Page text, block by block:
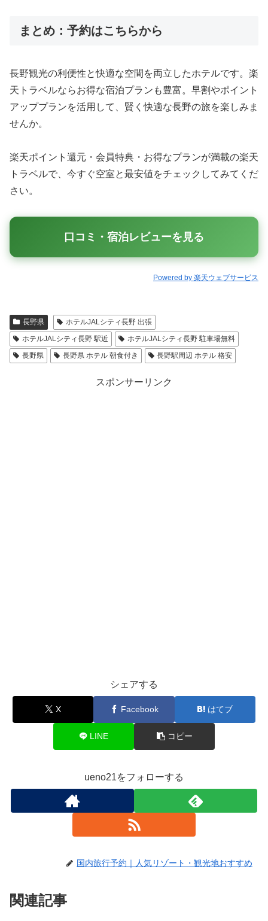
まとめ：予約はこちらから
長野観光の利便性と快適な空間を両立したホテルです。楽
天トラベルならお得な宿泊プランも豊富。早割やポイント
アッププランを活用して、賢く快適な長野の旅を楽しみま
せんか。
楽天ポイント還元・会員特典・お得なプランが満載の楽天
トラベルで、今すぐ空室と最安値をチェックしてみてくだ
さい。
口コミ・宿泊レビューを見る
Powered by 楽天ウェブサービス
長野県
ホテルJALシティ長野 出張
ホテルJALシティ長野 駅近
ホテルJALシティ長野 駐車場無料
長野県
長野県 ホテル 朝食付き 長野駅周辺 ホテル 格安
スポンサーリンク
シェアする
X Facebook はてブ
LINE コピー
ueno21をフォローする
国内旅行予約｜人気リゾート・観光地おすすめ
関連記事